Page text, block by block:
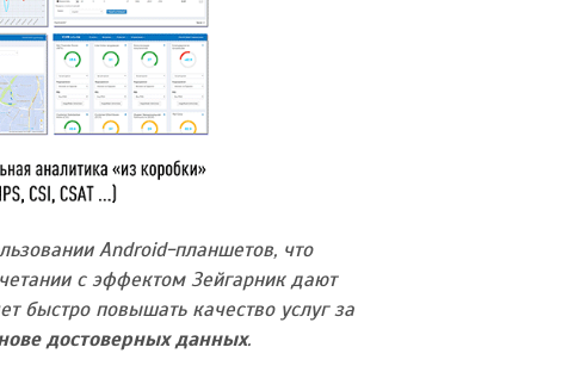
Android-планшетов, что
с эффектом Зейгарник дают
быстро повышать качество услуг за
достоверных данных.